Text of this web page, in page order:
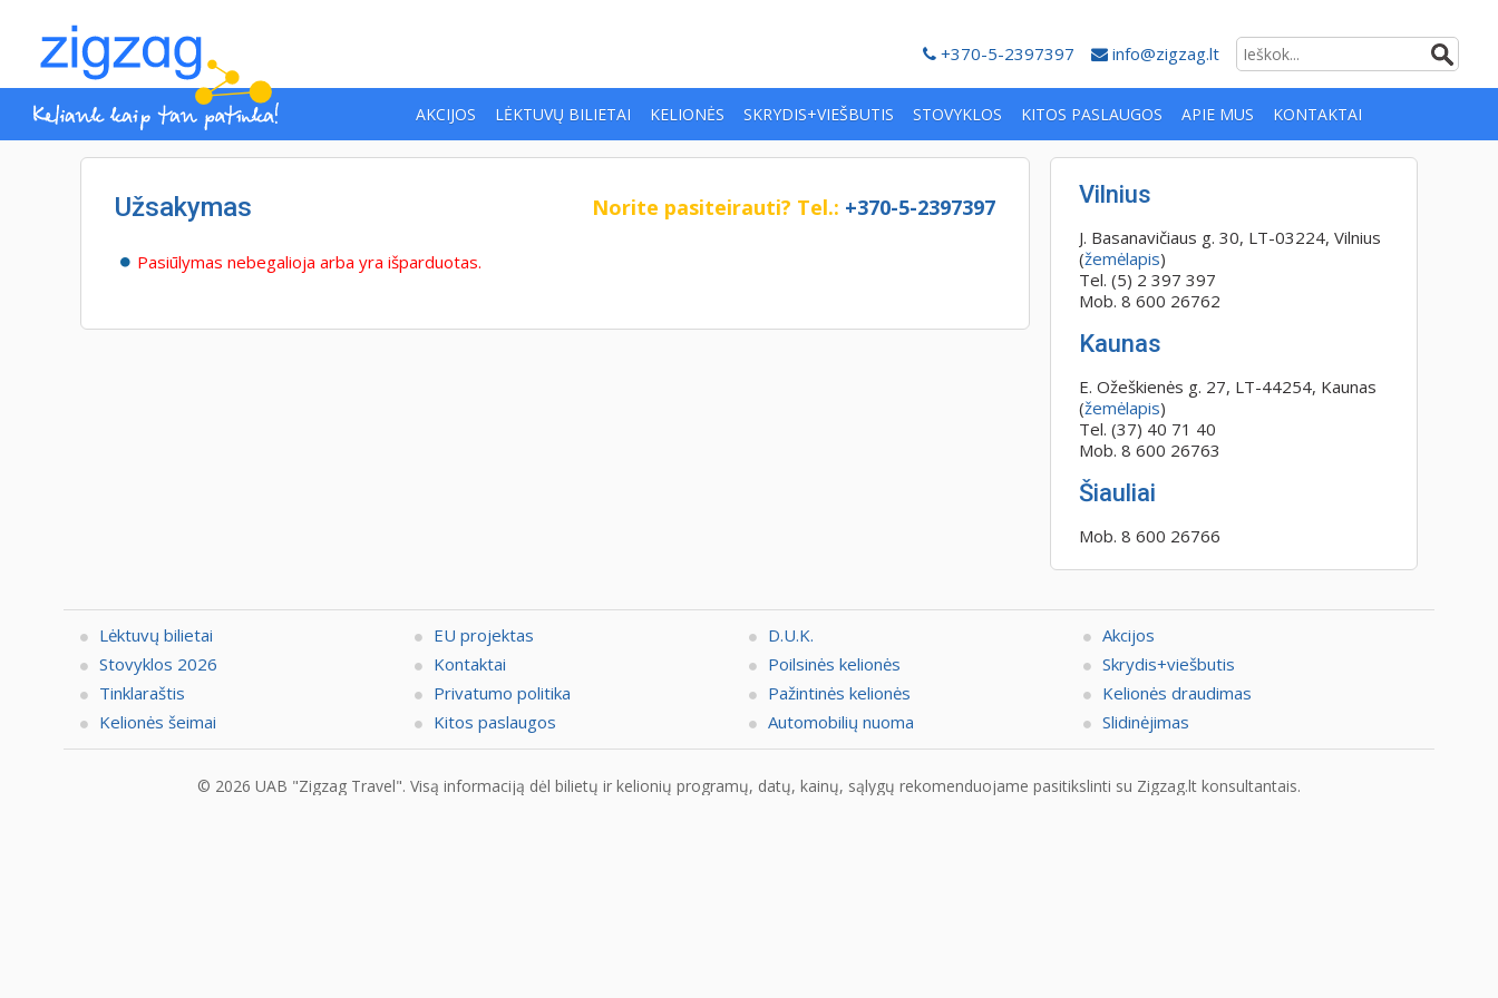
+370-5-2397397 info@zigzag.lt
AKCIJOS LĖKTUVŲ BILIETAI KELIONĖS SKRYDIS+VIEŠBUTIS STOVYKLOS KITOS PASLAUGOS APIE MUS KONTAKTAI
Užsakymas Norite pasiteirauti? Tel.: +370-5-2397397
Pasiūlymas nebegalioja arba yra išparduotas.
Vilnius
J. Basanavičiaus g. 30, LT-03224, Vilnius
(žemėlapis)
Tel. (5) 2 397 397
Mob. 8 600 26762
Kaunas
E. Ožeškienės g. 27, LT-44254, Kaunas
(žemėlapis)
Tel. (37) 40 71 40
Mob. 8 600 26763
Šiauliai
Mob. 8 600 26766
Lėktuvų bilietai EU projektas D.U.K.
Akcijos
Stovyklos 2026
Kontaktai Poilsinės kelionės
Skrydis+viešbutis
Tinklaraštis
Privatumo politika Pažintinės kelionės
Kelionės draudimas
Kelionės šeimai
Kitos paslaugos Automobilių nuoma Slidinėjimas
© 2026 UAB "Zigzag Travel". Visą informaciją dėl bilietų ir kelionių programų, datų, kainų, sąlygų rekomenduojame pasitikslinti su Zigzag.lt konsultantais.